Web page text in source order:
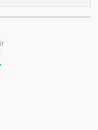
Facebook
en Twitter